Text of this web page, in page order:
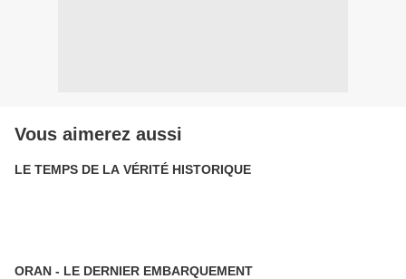
Vous aimerez aussi
LE TEMPS DE LA VÉRITÉ HISTORIQUE
ORAN - LE DERNIER EMBARQUEMENT